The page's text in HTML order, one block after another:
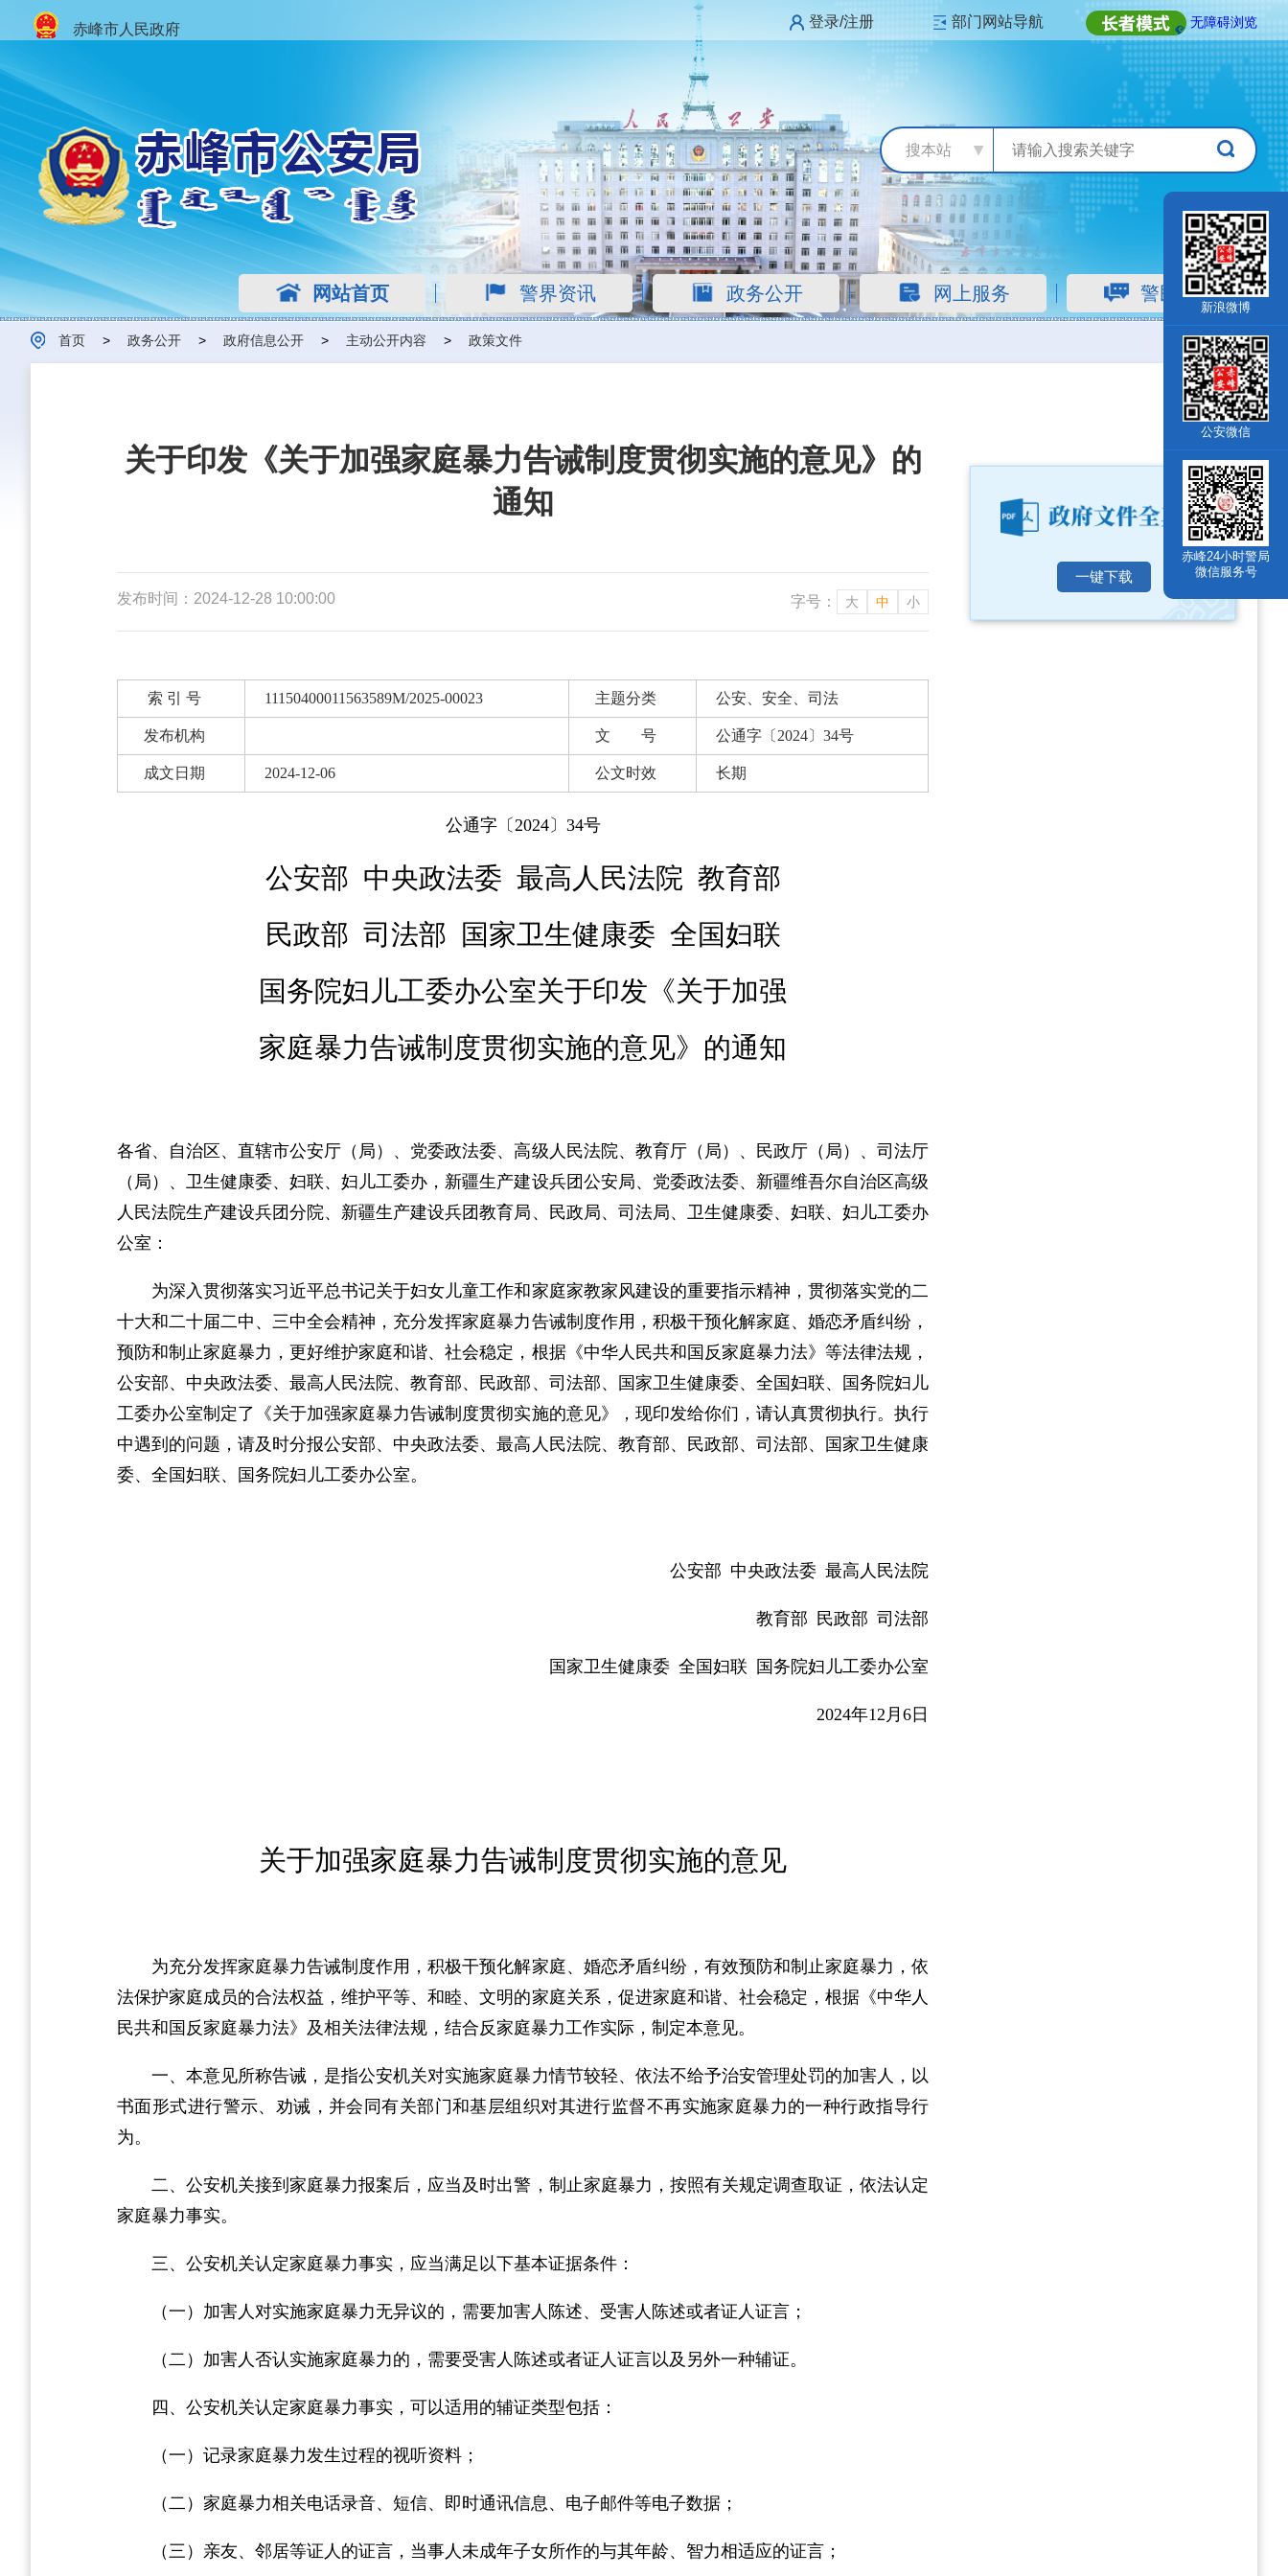
赤峰市人民政府 登录/注册 部门网站导航 无障碍浏览
搜本站
网站首页 警界资讯 政务公开 网上服务 警民互动
新浪微博
公安微信
赤峰24小时警局
微信服务号
首页 > 政务公开 > 政府信息公开 > 主动公开内容 > 政策文件
关于印发《关于加强家庭暴力告诫制度贯彻实施的意见》的
通知
发布时间：2024-12-28 10:00:00 字号： 大 中 小
索 引 号 11150400011563589M/2025-00023 主题分类 公安、安全、司法
发布机构 文 号 公通字〔2024〕34号
成文日期 2024-12-06 公文时效 长期
公通字〔2024〕34号
公安部 中央政法委 最高人民法院 教育部
民政部 司法部 国家卫生健康委 全国妇联
国务院妇儿工委办公室关于印发《关于加强
家庭暴力告诫制度贯彻实施的意见》的通知
各省、自治区、直辖市公安厅（局）、党委政法委、高级人民法院、教育厅（局）、民政厅（局）、司法厅
（局）、卫生健康委、妇联、妇儿工委办，新疆生产建设兵团公安局、党委政法委、新疆维吾尔自治区高级
人民法院生产建设兵团分院、新疆生产建设兵团教育局、民政局、司法局、卫生健康委、妇联、妇儿工委办
公室：
为深入贯彻落实习近平总书记关于妇女儿童工作和家庭家教家风建设的重要指示精神，贯彻落实党的二
十大和二十届二中、三中全会精神，充分发挥家庭暴力告诫制度作用，积极干预化解家庭、婚恋矛盾纠纷，
预防和制止家庭暴力，更好维护家庭和谐、社会稳定，根据《中华人民共和国反家庭暴力法》等法律法规，
公安部、中央政法委、最高人民法院、教育部、民政部、司法部、国家卫生健康委、全国妇联、国务院妇儿
工委办公室制定了《关于加强家庭暴力告诫制度贯彻实施的意见》，现印发给你们，请认真贯彻执行。执行
中遇到的问题，请及时分报公安部、中央政法委、最高人民法院、教育部、民政部、司法部、国家卫生健康
委、全国妇联、国务院妇儿工委办公室。
公安部 中央政法委 最高人民法院
教育部 民政部 司法部
国家卫生健康委 全国妇联 国务院妇儿工委办公室
2024年12月6日
关于加强家庭暴力告诫制度贯彻实施的意见
为充分发挥家庭暴力告诫制度作用，积极干预化解家庭、婚恋矛盾纠纷，有效预防和制止家庭暴力，依
法保护家庭成员的合法权益，维护平等、和睦、文明的家庭关系，促进家庭和谐、社会稳定，根据《中华人
民共和国反家庭暴力法》及相关法律法规，结合反家庭暴力工作实际，制定本意见。
一、本意见所称告诫，是指公安机关对实施家庭暴力情节较轻、依法不给予治安管理处罚的加害人，以
书面形式进行警示、劝诫，并会同有关部门和基层组织对其进行监督不再实施家庭暴力的一种行政指导行
为。
二、公安机关接到家庭暴力报案后，应当及时出警，制止家庭暴力，按照有关规定调查取证，依法认定
家庭暴力事实。
三、公安机关认定家庭暴力事实，应当满足以下基本证据条件：
（一）加害人对实施家庭暴力无异议的，需要加害人陈述、受害人陈述或者证人证言；
（二）加害人否认实施家庭暴力的，需要受害人陈述或者证人证言以及另外一种辅证。
四、公安机关认定家庭暴力事实，可以适用的辅证类型包括：
（一）记录家庭暴力发生过程的视听资料；
（二）家庭暴力相关电话录音、短信、即时通讯信息、电子邮件等电子数据；
（三）亲友、邻居等证人的证言，当事人未成年子女所作的与其年龄、智力相适应的证言；
一键下载